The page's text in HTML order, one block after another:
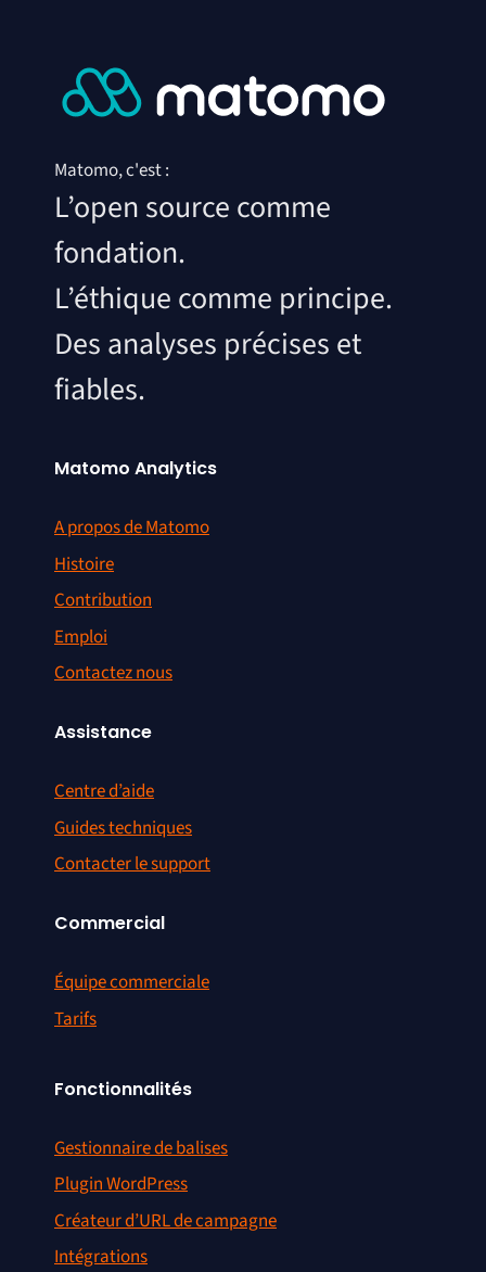
Matomo, c'est :
L’open source comme
fondation.
L’éthique comme principe.
Des analyses précises et
fiables.
Matomo Analytics
A propos de Matomo
Histoire
Contribution
Emploi
Contactez nous
Assistance
Centre d’aide
Guides techniques
Contacter le support
Commercial
Équipe commerciale
Tarifs
Fonctionnalités
Gestionnaire de balises
Plugin WordPress
Créateur d’URL de campagne
Intégrations